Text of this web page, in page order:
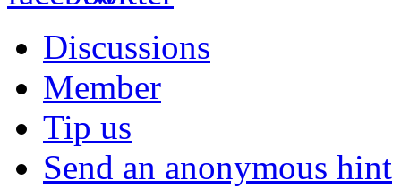
Discussions
Member
Tip us
Send an anonymous hint